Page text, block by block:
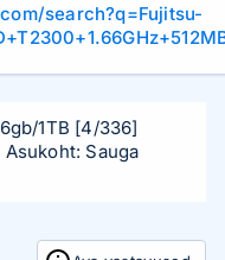
search?q=Fujitsu-
1TB [4/336]
Asukoht: Sauga